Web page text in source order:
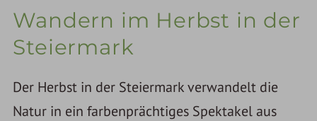
Wandern im Herbst in der
Steiermark
Der Herbst in der Steiermark verwandelt die
Natur in ein farbenprächtiges Spektakel aus